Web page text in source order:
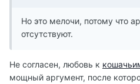
Но это мелочи, потому что
отсутствуют.
Не согласен, любовь к
мощный аргумент, после